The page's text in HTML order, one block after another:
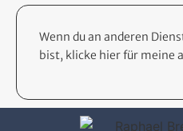
Wenn du an anderen
bist, klicke hier für meine